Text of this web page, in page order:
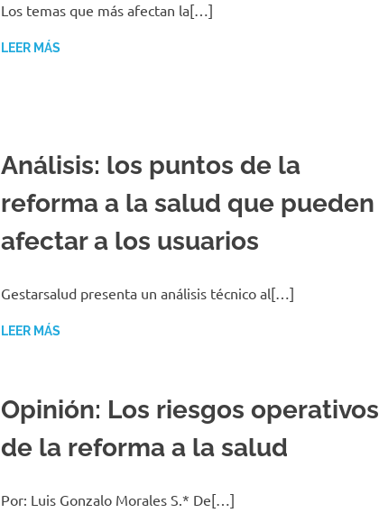
Los temas que más afectan la[…]
LEER MÁS
Análisis: los puntos de la
reforma a la salud que pueden
afectar a los usuarios
Gestarsalud presenta un análisis técnico al[…]
LEER MÁS
Opinión: Los riesgos operativos
de la reforma a la salud
Por: Luis Gonzalo Morales S.* De[…]